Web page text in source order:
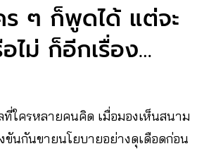
ร ๆ ก็พูดได้ แต่จะ
ไม่ ก็อีกเรื่อง…
ที่ใครหลายคนคิด เมื่อมองเห็นสนาม
ขันกันขายนโยบายอย่างดุเดือดก่อน